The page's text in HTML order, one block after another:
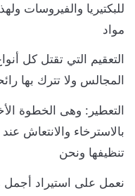
والفيروسات
التي تقتل كل
ولا تترك بها رائحة
وهى الخطوة
والانتعاش
ونحن
على استيراد أجمل